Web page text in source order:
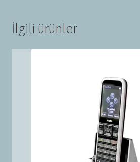
İlgili ürünler